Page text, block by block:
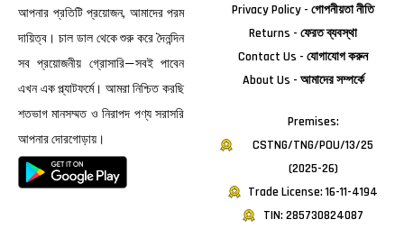
আপনার প্রতিটি প্রয়োজন, আমাদের পরম
দায়িত্ব। চাল ডাল থেকে শুরু করে দৈনন্দিন
সব প্রয়োজনীয় গ্রোসারি—সবই পাবেন
এখন এক প্ল্যাটফর্মে। আমরা নিশ্চিত করছি
শতভাগ মানসম্মত ও নিরাপদ পণ্য সরাসরি
আপনার দোরগোড়ায়।
Privacy Policy - গোপনীয়তা নীতি
Returns - ফেরত ব্যবস্থা
Contact Us - যোগাযোগ করুন
About Us - আমাদের সম্পর্কে
Premises:
CSTNG/TNG/POU/13/25
(2025-26)
Trade License: 16-11-4194
TIN: 285730824087